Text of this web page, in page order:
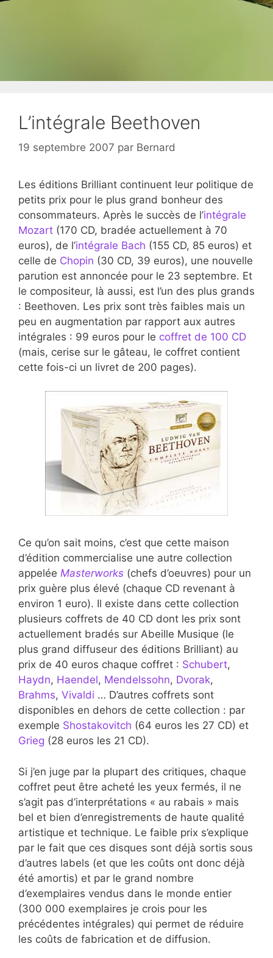
L’intégrale Beethoven
19 septembre 2007 par Bernard
Les éditions Brilliant continuent leur politique de
petits prix pour le plus grand bonheur des
consommateurs. Après le succès de l’intégrale
Mozart (170 CD, bradée actuellement à 70
euros), de l’intégrale Bach (155 CD, 85 euros) et
celle de Chopin (30 CD, 39 euros), une nouvelle
parution est annoncée pour le 23 septembre. Et
le compositeur, là aussi, est l’un des plus grands
: Beethoven. Les prix sont très faibles mais un
peu en augmentation par rapport aux autres
intégrales : 99 euros pour le coffret de 100 CD
(mais, cerise sur le gâteau, le coffret contient
cette fois-ci un livret de 200 pages).
Ce qu’on sait moins, c’est que cette maison
d’édition commercialise une autre collection
appelée Masterworks (chefs d’oeuvres) pour un
prix guère plus élevé (chaque CD revenant à
environ 1 euro). Il existe dans cette collection
plusieurs coffrets de 40 CD dont les prix sont
actuellement bradés sur Abeille Musique (le
plus grand diffuseur des éditions Brilliant) au
prix de 40 euros chaque coffret : Schubert,
Haydn, Haendel, Mendelssohn, Dvorak,
Brahms, Vivaldi … D’autres coffrets sont
disponibles en dehors de cette collection : par
exemple Shostakovitch (64 euros les 27 CD) et
Grieg (28 euros les 21 CD).
Si j’en juge par la plupart des critiques, chaque
coffret peut être acheté les yeux fermés, il ne
s’agit pas d’interprétations « au rabais » mais
bel et bien d’enregistrements de haute qualité
artistique et technique. Le faible prix s’explique
par le fait que ces disques sont déjà sortis sous
d’autres labels (et que les coûts ont donc déjà
été amortis) et par le grand nombre
d’exemplaires vendus dans le monde entier
(300 000 exemplaires je crois pour les
précédentes intégrales) qui permet de réduire
les coûts de fabrication et de diffusion.